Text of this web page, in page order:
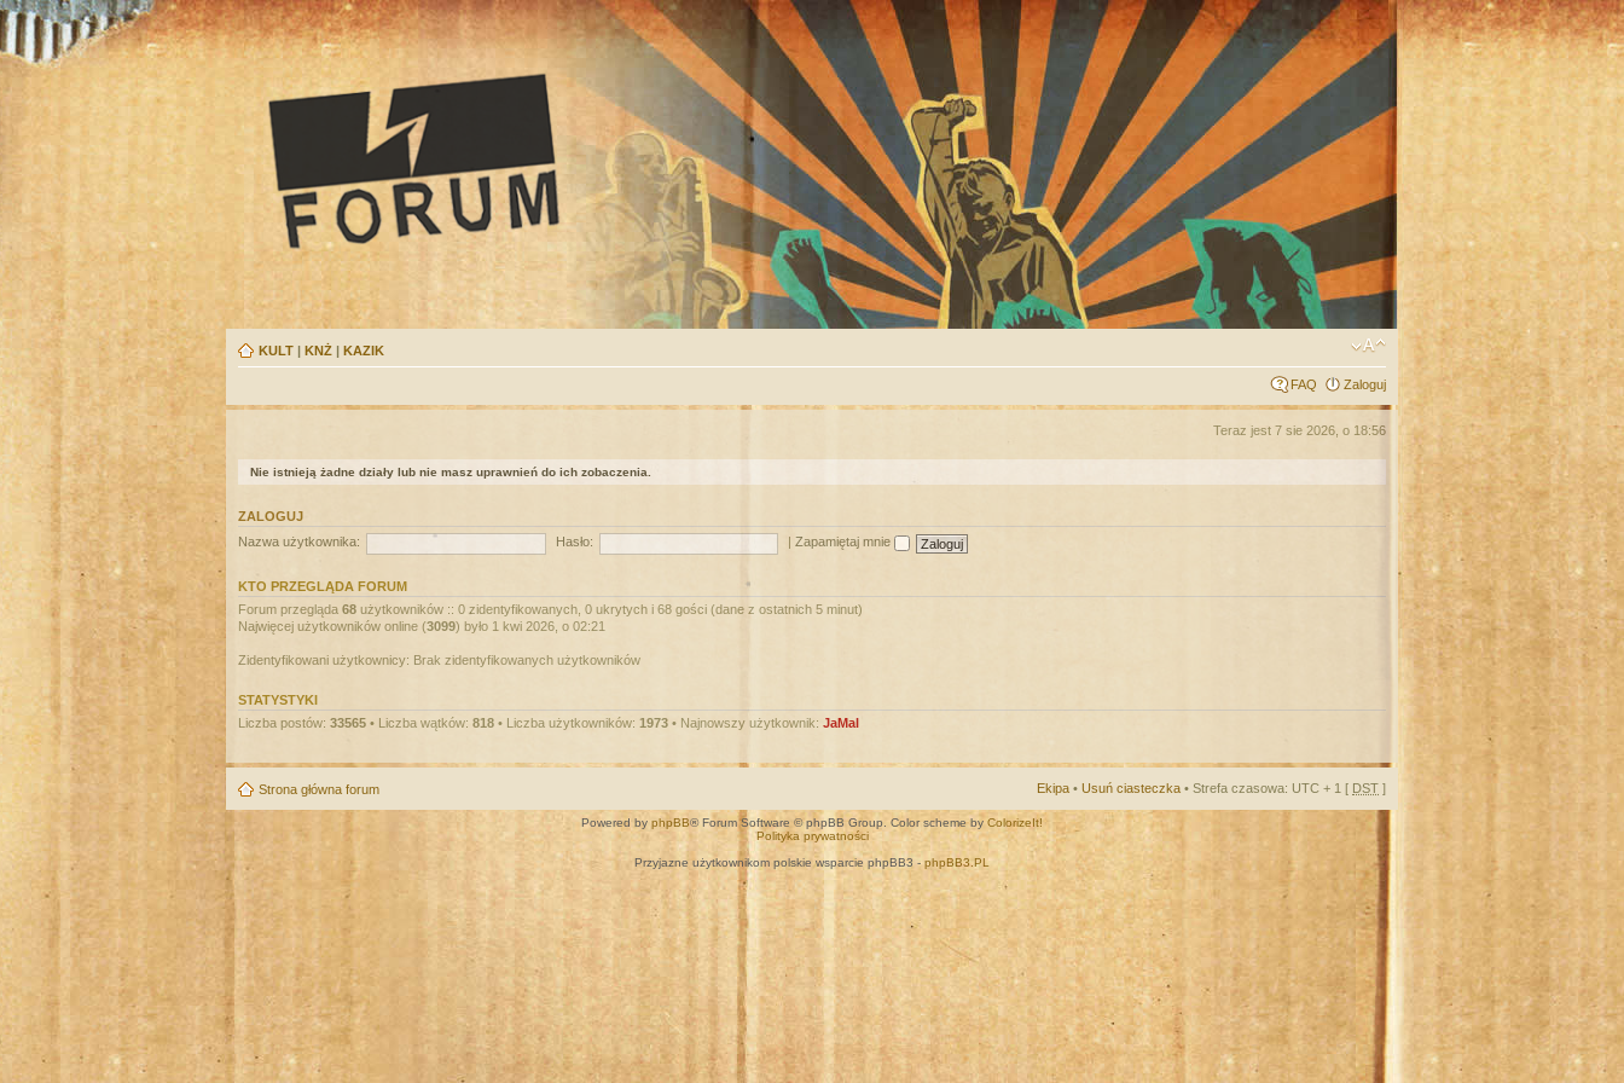
KULT | KNŻ | KAZIK
FAQ Zaloguj
Teraz jest 7 sie 2026, o 18:56
Nie istnieją żadne działy lub nie masz uprawnień do ich zobaczenia.
ZALOGUJ
Nazwa użytkownika:
Hasło: Zapamiętaj mnie
KTO PRZEGLĄDA FORUM
Forum przegląda 68 użytkowników :: 0 zidentyfikowanych, 0 ukrytych i 68 gości (dane z ostatnich 5 minut)
Najwięcej użytkowników online (3099) było 1 kwi 2026, o 02:21
Zidentyfikowani użytkownicy: Brak zidentyfikowanych użytkowników
STATYSTYKI
Liczba postów: 33565 • Liczba wątków: 818 • Liczba użytkowników: 1973 • Najnowszy użytkownik: JaMal
Strona główna forum Ekipa • Usuń ciasteczka • Strefa czasowa: UTC + 1 [ DST ]
Powered by phpBB® Forum Software © phpBB Group. Color scheme by ColorizeIt!
Polityka prywatności
Przyjazne użytkownikom polskie wsparcie phpBB3 - phpBB3.PL